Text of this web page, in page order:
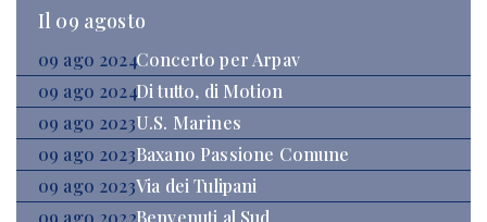
Il 09 agosto
09 ago 2024Concerto per Arpav
09 ago 2024Di tutto, di Motion
09 ago 2023U.S. Marines
09 ago 2023Baxano Passione Comune
09 ago 2023Via dei Tulipani
09 ago 2022Benvenuti al Sud